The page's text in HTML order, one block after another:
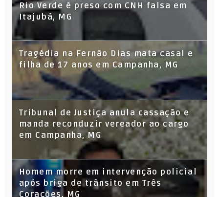
Rio Verde é preso com CNH falsa em
Itajubá, MG
Tragédia na Fernão Dias mata casal e
filha de 17 anos em Campanha, MG
Tribunal de Justiça anula cassação e
manda reconduzir vereador ao cargo
em Campanha, MG
Homem morre em intervenção policial
após briga de trânsito em Três
Corações, MG